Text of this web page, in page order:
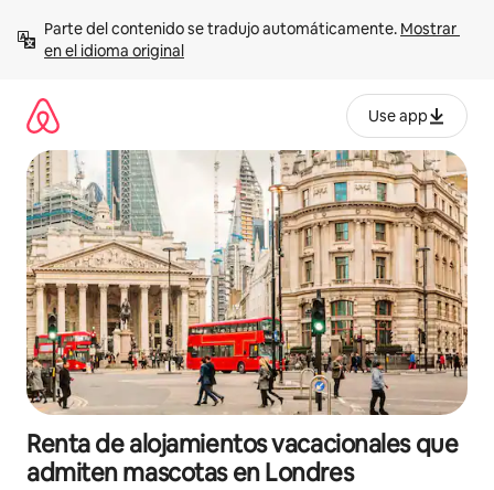
contenido
Parte del contenido se tradujo automáticamente. Mostrar
en el idioma original
Use app
Renta de alojamientos vacacionales que
admiten mascotas en Londres